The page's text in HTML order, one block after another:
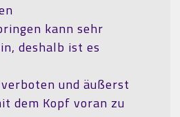
kann sehr
deshalb ist es
und äußerst
dem Kopf voran zu